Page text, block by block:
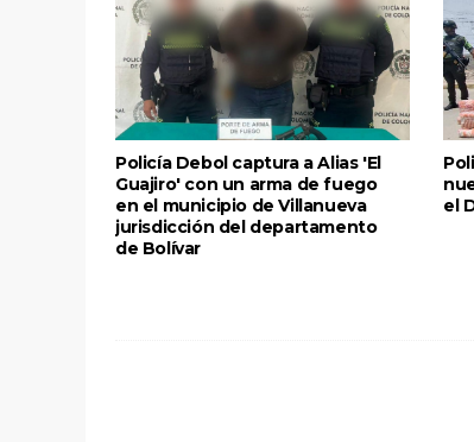
Policía Debol captura a Alias 'El
Guajiro' con un arma de fuego
en el municipio de Villanueva
jurisdicción del departamento
de Bolívar
el